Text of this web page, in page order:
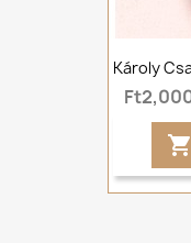
Károly
